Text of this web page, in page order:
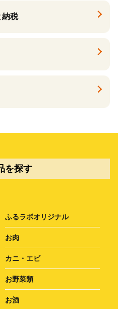
納税
を探す
ふるラボオリジナル
お肉
カニ・エビ
お野菜類
お酒